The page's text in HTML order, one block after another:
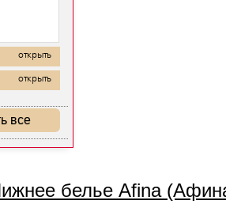
открыть
открыть
все
белье Afina